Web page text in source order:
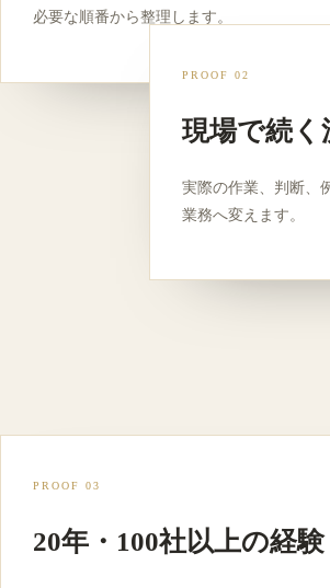
必要な順番から整理します。
PROOF 02
現場で続
実際の作業、判断、
業務へ変えます。
PROOF 03
20年・100社以上の経験